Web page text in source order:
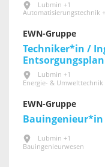
Lubmin +1
Automatisierungstechnik
EWN-Gruppe
Techniker*in /
Lubmin +1
Energie- & Umwelttechnik
EWN-Gruppe
Lubmin +1
Bauingenieurwesen